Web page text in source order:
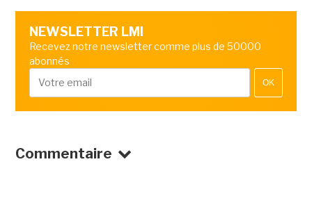
NEWSLETTER LMI
Recevez notre newsletter comme plus de 50000
abonnés
OK
Commentaire